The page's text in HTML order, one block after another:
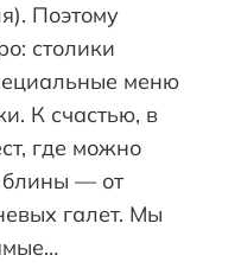
Поэтому
столики
меню
К счастью, в
где можно
блины — от
галет. Мы